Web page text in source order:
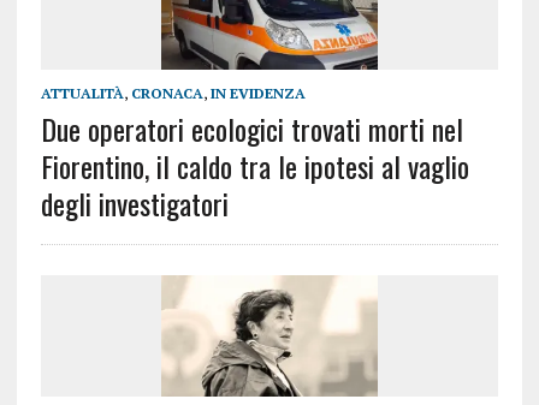
ATTUALITÀ, CRONACA, IN EVIDENZA
Due operatori ecologici trovati morti nel
Fiorentino, il caldo tra le ipotesi al vaglio
degli investigatori